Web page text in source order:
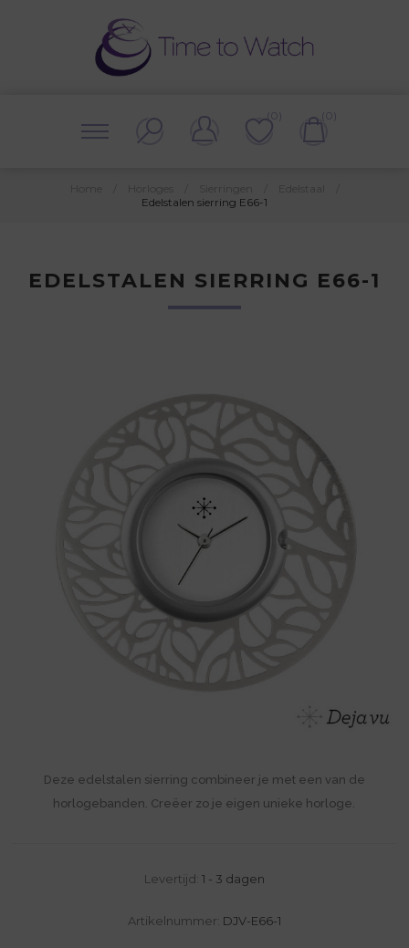
(0) (0)
Edelstalen sierring E66-1
EDELSTALEN SIERRING E66-1
Deze edelstalen sierring combineer je met een van de
horlogebanden. Creëer zo je eigen unieke horloge.
Levertijd: 1 - 3 dagen
Artikelnummer: DJV-E66-1